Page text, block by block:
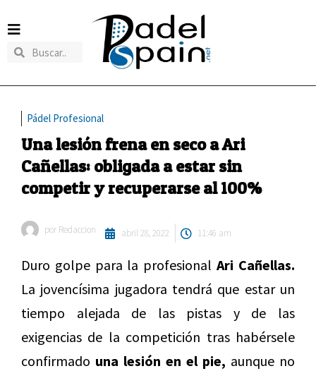
Pádel Profesional
Una lesión frena en seco a Ari
Cañellas: obligada a estar sin
competir y recuperarse al 100%
por Redaccion abril 28, 2022 11:46 am
Duro golpe para la profesionalAri Cañellas.
La jovencísima jugadora tendrá que estar un
tiempo alejada de las pistas y de las
exigencias de la competición tras habérsele
confirmado una lesión en el pie, aunque no